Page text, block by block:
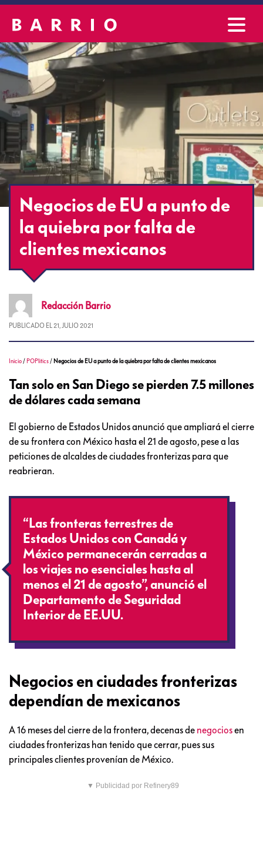
Negocios de EU a punto de
la quiebra por falta de
clientes mexicanos
Redacción Barrio
PUBLICADO EL 21, JULIO 2021
Inicio / POPlitics / Negocios de EU a punto de la quiebra por falta de clientes mexicanos
Tan solo en San Diego se pierden 7.5 millones
de dólares cada semana
El gobierno de Estados Unidos anunció que ampliará el cierre
de su frontera con México hasta el 21 de agosto, pese a las
peticiones de alcaldes de ciudades fronterizas para que
reabrieran.
“Las fronteras terrestres de
Estados Unidos con Canadá y
México permanecerán cerradas a
los viajes no esenciales hasta al
menos el 21 de agosto”, anunció el
Departamento de Seguridad
Interior de EE.UU.
Negocios en ciudades fronterizas
dependían de mexicanos
A 16 meses del cierre de la frontera, decenas de negociosen
ciudades fronterizas han tenido que cerrar, pues sus
principales clientes provenían de México.
▼ Publicidad por Refinery89